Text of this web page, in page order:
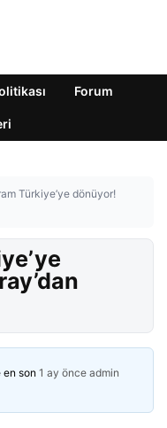
Forum
Türkiye’ye dönüyor!
en son 1 ay önce admin